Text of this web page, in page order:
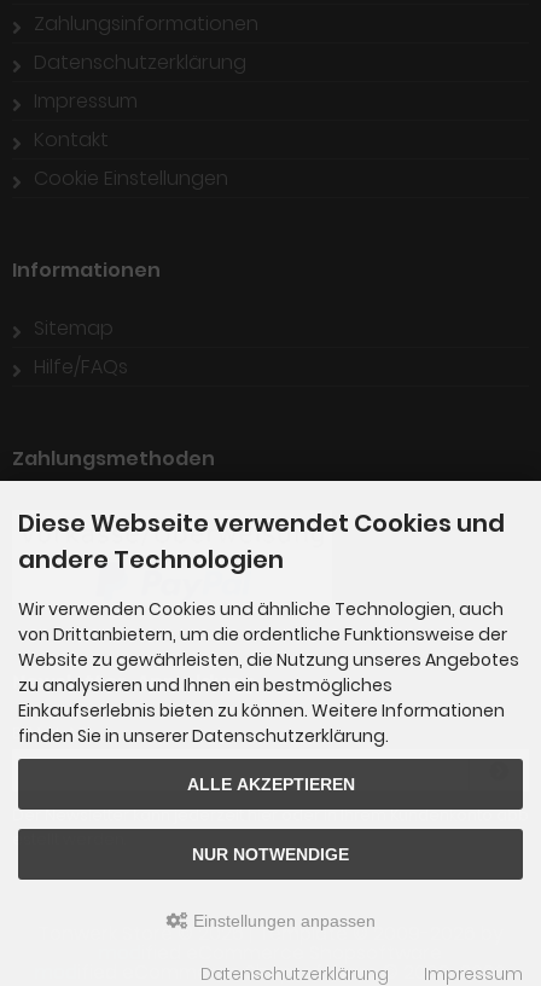
Zahlungsinformationen
Datenschutzerklärung
Impressum
Kontakt
Cookie Einstellungen
Informationen
Sitemap
Hilfe/FAQs
Zahlungsmethoden
Newsletter-Anmeldung
E-Mail-Adresse:
Der Newsletter kann jederzeit hier oder in Ihrem Kundenkonto abb
estellt werden.
Tonwerk Store © 2026 | Template © 2009-2026 by
ified eCommerce Shopsoftware © 2009-2026
Diese Webseite verwendet Cookies und
andere Technologien
Wir verwenden Cookies und ähnliche Technologien, auch
von Drittanbietern, um die ordentliche Funktionsweise der
Website zu gewährleisten, die Nutzung unseres Angebotes
zu analysieren und Ihnen ein bestmögliches
Einkaufserlebnis bieten zu können. Weitere Informationen
finden Sie in unserer Datenschutzerklärung.
ALLE AKZEPTIEREN
NUR NOTWENDIGE
Einstellungen anpassen
Datenschutzerklärung Impressum